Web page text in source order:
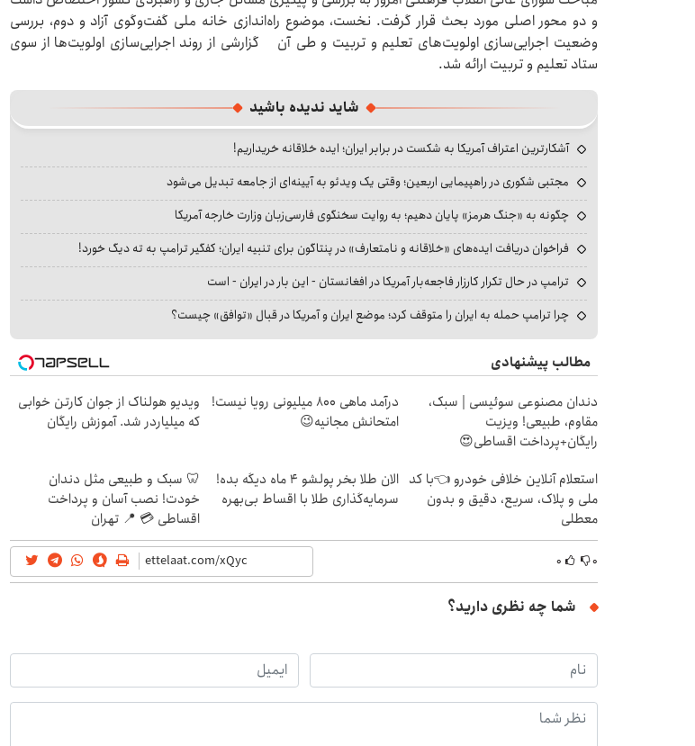
و دو محور اصلی مورد بحث قرار گرفت. نخست، موضوع راه‌اندازی خانه ملی گفت‌وگوی آزاد و دوم، بررسی
وضعیت اجرایی‌سازی اولویت‌های تعلیم و تربیت و طی آن گزارشی از روند اجرایی‌سازی اولویت‌ها از سوی
ستاد تعلیم و تربیت ارائه شد.
شاید ندیده باشید
آشکارترین اعتراف آمریکا به شکست در برابر ایران؛ ایده خلاقانه خریداریم!
مجتبی شکوری در راهپیمایی اربعین؛ وقتی یک ویدئو به آیینه‌ای از جامعه تبدیل می‌شود
چگونه به «جنگ هرمز» پایان دهیم؛ به روایت سخنگوی فارسی‌زبان وزارت خارجه آمریکا
فراخوان دریافت ایده‌های «خلاقانه و نامتعارف» در پنتاگون برای تنبیه ایران؛ کفگیر ترامپ به ته دیگ خورد!
ترامپ در حال تکرار کارزار فاجعه‌بار آمریکا در افغانستان - این بار در ایران - است
چرا ترامپ حمله به ایران را متوقف کرد؛ موضع ایران و آمریکا در قبال «توافق» چیست؟
مطالب پیشنهادی
دندان مصنوعی سوئیسی | سبک،
مقاوم، طبیعی! ویزیت
رایگان+پرداخت اقساطی😍
درآمد ماهی 800 میلیونی رویا نیست!
امتحانش مجانیه😉
ویدیو هولناک از جوان کارتن خوابی
که میلیاردر شد. آموزش رایگان
استعلام آنلاین خلافی خودرو 👈با کد
ملی و پلاک، سریع، دقیق و بدون
معطلی
الان طلا بخر پولشو 4 ماه دیگه بده!
سرمایه‌گذاری طلا با اقساط بی‌بهره
🦷 سبک و طبیعی مثل دندان
خودت! نصب آسان و پرداخت
اقساطی 💳 📍 تهران
۰ ۰
شما چه نظری دارید؟